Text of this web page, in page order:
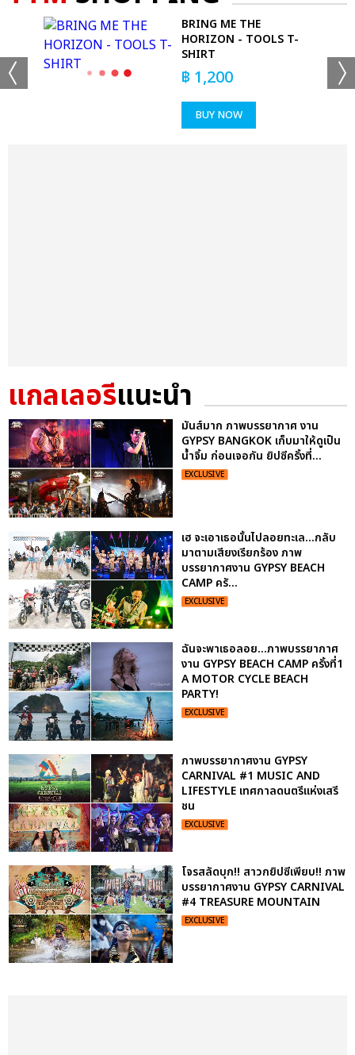
BRING ME THE
HORIZON - TOOLS T-
SHIRT
฿ 1,200
BUY NOW
แกลเลอรีแนะนำ
มันส์มาก ภาพบรรยากาศ งาน
GYPSY BANGKOK เก็บมาให้ดูเป็น
น้ำจิ้ม ก่อนเจอกัน ยิปซีครั้งที่...
EXCLUSIVE
เฮ จะเอาเธอนั้นไปลอยทะเล...กลับ
มาตามเสียงเรียกร้อง ภาพ
บรรยากาศงาน GYPSY BEACH
CAMP ครั...
EXCLUSIVE
ฉันจะพาเธอลอย...ภาพบรรยากาศ
งาน GYPSY BEACH CAMP ครั้งที่1
A MOTOR CYCLE BEACH
PARTY!
EXCLUSIVE
ภาพบรรยากาศงาน GYPSY
CARNIVAL #1 MUSIC AND
LIFESTYLE เทศกาลดนตรีแห่งเสรี
ชน
EXCLUSIVE
โจรสลัดบุก!! สาวกยิปซีเพียบ!! ภาพ
บรรยากาศงาน GYPSY CARNIVAL
#4 TREASURE MOUNTAIN
EXCLUSIVE